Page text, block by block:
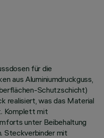
für die
aus Aluminiumdruckguss,
Schutzschicht)
realisiert, was das Material
Komplett mit
unter Beibehaltung
Steckverbinder mit